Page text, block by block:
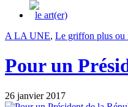
le art(er)
A LA UNE, Le griffon plus ou
Pour un
26 janvier 2017